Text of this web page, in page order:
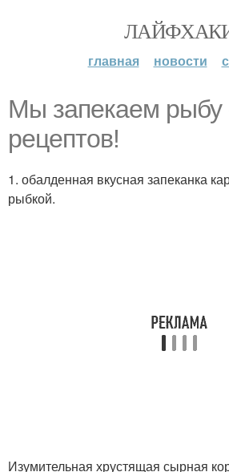
главная новости
Мы запекаем рыбу
рецептов!
1. обалденная вкусная запеканка
рыбкой.
Изумительная хрустящая сырная